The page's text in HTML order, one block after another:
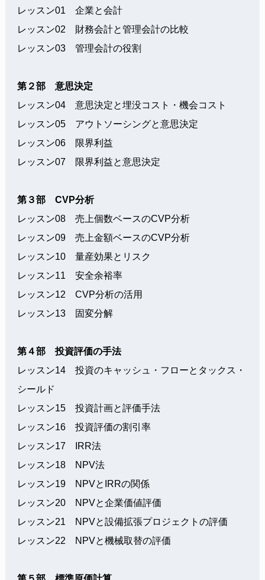
レッスン01 企業と会計
レッスン02 財務会計と管理会計の比較
レッスン03 管理会計の役割
第２部 意思決定
レッスン04 意思決定と埋没コスト・機会コスト
レッスン05 アウトソーシングと意思決定
レッスン06 限界利益
レッスン07 限界利益と意思決定
第３部 CVP分析
レッスン08 売上個数ベースのCVP分析
レッスン09 売上金額ベースのCVP分析
レッスン10 量産効果とリスク
レッスン11 安全余裕率
レッスン12 CVP分析の活用
レッスン13 固変分解
第４部 投資評価の手法
レッスン14 投資のキャッシュ・フローとタックス・
シールド
レッスン15 投資計画と評価手法
レッスン16 投資評価の割引率
レッスン17 IRR法
レッスン18 NPV法
レッスン19 NPVとIRRの関係
レッスン20 NPVと企業価値評価
レッスン21 NPVと設備拡張プロジェクトの評価
レッスン22 NPVと機械取替の評価